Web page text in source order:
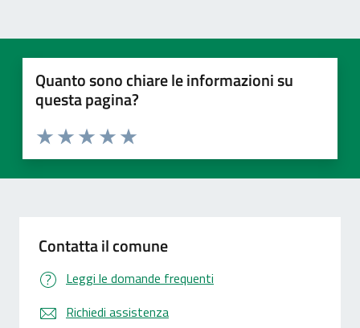
Quanto sono chiare le informazioni su
questa pagina?
Valuta 5 stelle su 5
Valuta 4 stelle su 5
Valuta 3 stelle su 5
Valuta 2 stelle su 5
Valuta 1 stelle su 5
Contatta il comune
Leggi le domande frequenti
Richiedi assistenza